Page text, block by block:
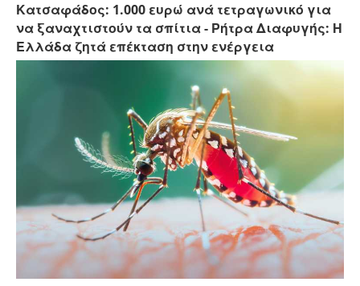
Κατσαφάδος: 1.000 ευρώ ανά τετραγωνικό για
να ξαναχτιστούν τα σπίτια - Ρήτρα Διαφυγής: Η
Ελλάδα ζητά επέκταση στην ενέργεια